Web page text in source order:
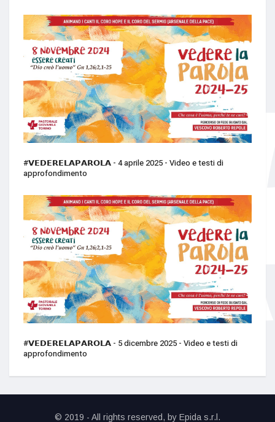
#𝗩𝗘𝗗𝗘𝗥𝗘𝗟𝗔𝗣𝗔𝗥𝗢𝗟𝗔 - 4 aprile 2025 - Video e testi di
approfondimento
#𝗩𝗘𝗗𝗘𝗥𝗘𝗟𝗔𝗣𝗔𝗥𝗢𝗟𝗔 - 5 dicembre 2025 - Video e testi di
approfondimento
© 2019 - All rights reserved, by Epida s.r.l.